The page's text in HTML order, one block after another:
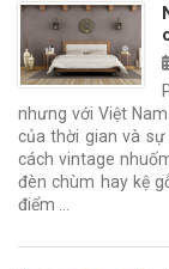
nhưng với Việt
của thời gian và
cách vintage
đèn chùm hay kệ
điểm …